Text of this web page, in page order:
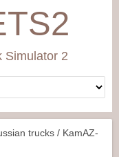
Simulator 2
trucks / KamAZ-